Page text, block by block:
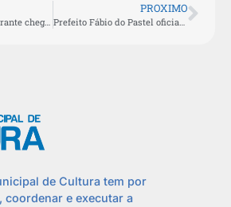
PROXIMO
Prefeito Fábio do Pastel oficializa parceria com programa estadual para fortalecimento do artesanato aldeense
de Cultura tem por
coordenar e executar a